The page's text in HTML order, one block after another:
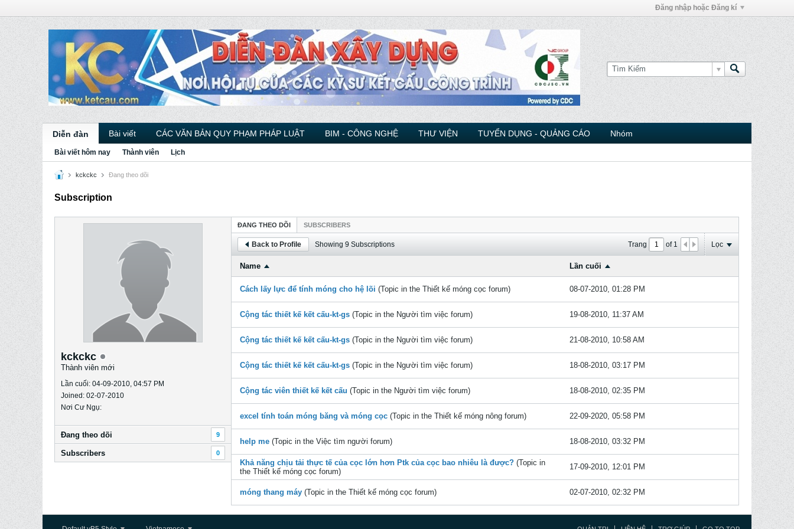
Đăng nhập hoặc Đăng kí
Diễn đàn Bài viết CÁC VĂN BẢN QUY PHẠM PHÁP LUẬT BIM - CÔNG NGHỆ THƯ VIỆN TUYỂN DỤNG - QUẢNG CÁO Nhóm
Bài viết hôm nay Thành viên Lịch
kckckc Ðang theo dõi
Subscription
kckckc
Thành viên mới
Lần cuối: 04-09-2010, 04:57 PM
Joined: 02-07-2010
Nơi Cư Ngụ:
Ðang theo dõi 9
Subscribers 0
ÐANG THEO DÕI SUBSCRIBERS
Back to Profile Showing 9 Subscriptions Trang of 1 Lọc
Name Lần cuối
Cách lấy lực để tính móng cho hệ lõi (Topic in the Thiết kế móng cọc forum) 08-07-2010, 01:28 PM
Cộng tác thiết kế kết cấu-kt-gs (Topic in the Người tìm việc forum) 19-08-2010, 11:37 AM
Cộng tác thiết kế kết cấu-kt-gs (Topic in the Người tìm việc forum) 21-08-2010, 10:58 AM
Cộng tác thiết kế kết cấu-kt-gs (Topic in the Người tìm việc forum) 18-08-2010, 03:17 PM
Cộng tác viên thiết kế kết cấu (Topic in the Người tìm việc forum) 18-08-2010, 02:35 PM
excel tính toán móng băng và móng cọc (Topic in the Thiết kế móng nông forum) 22-09-2020, 05:58 PM
help me (Topic in the Việc tìm người forum) 18-08-2010, 03:32 PM
Khả năng chịu tải thực tế của cọc lớn hơn Ptk của cọc bao nhiêu là được? (Topic in
the Thiết kế móng cọc forum)
17-09-2010, 12:01 PM
móng thang máy (Topic in the Thiết kế móng cọc forum) 02-07-2010, 02:32 PM